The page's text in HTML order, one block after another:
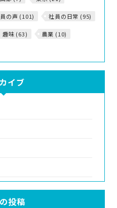
の声 (101) 社員の日常 (95)
趣味 (63) 農業 (10)
イブ
投稿